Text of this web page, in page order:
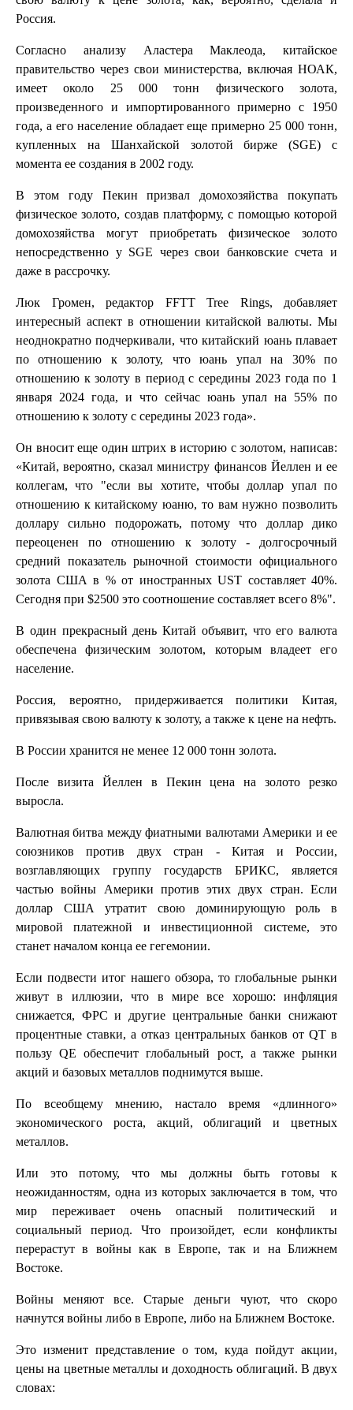
Россия.
Согласно анализу Аластера Маклеода, китайское
правительство через свои министерства, включая НОАК,
имеет около 25 000 тонн физического золота,
произведенного и импортированного примерно с 1950
года, а его население обладает еще примерно 25 000 тонн,
купленных на Шанхайской золотой бирже (SGE) с
момента ее создания в 2002 году.
В этом году Пекин призвал домохозяйства покупать
физическое золото, создав платформу, с помощью которой
домохозяйства могут приобретать физическое золото
непосредственно у SGE через свои банковские счета и
даже в рассрочку.
Люк Громен, редактор FFTT Tree Rings, добавляет
интересный аспект в отношении китайской валюты. Мы
неоднократно подчеркивали, что китайский юань плавает
по отношению к золоту, что юань упал на 30% по
отношению к золоту в период с середины 2023 года по 1
января 2024 года, и что сейчас юань упал на 55% по
отношению к золоту с середины 2023 года».
Он вносит еще один штрих в историю с золотом, написав:
«Китай, вероятно, сказал министру финансов Йеллен и ее
коллегам, что "если вы хотите, чтобы доллар упал по
отношению к китайскому юаню, то вам нужно позволить
доллару сильно подорожать, потому что доллар дико
переоценен по отношению к золоту - долгосрочный
средний показатель рыночной стоимости официального
золота США в % от иностранных UST составляет 40%.
Сегодня при $2500 это соотношение составляет всего 8%".
В один прекрасный день Китай объявит, что его валюта
обеспечена физическим золотом, которым владеет его
население.
Россия, вероятно, придерживается политики Китая,
привязывая свою валюту к золоту, а также к цене на нефть.
В России хранится не менее 12 000 тонн золота.
После визита Йеллен в Пекин цена на золото резко
выросла.
Валютная битва между фиатными валютами Америки и ее
союзников против двух стран - Китая и России,
возглавляющих группу государств БРИКС, является
частью войны Америки против этих двух стран. Если
доллар США утратит свою доминирующую роль в
мировой платежной и инвестиционной системе, это
станет началом конца ее гегемонии.
Если подвести итог нашего обзора, то глобальные рынки
живут в иллюзии, что в мире все хорошо: инфляция
снижается, ФРС и другие центральные банки снижают
процентные ставки, а отказ центральных банков от QT в
пользу QE обеспечит глобальный рост, а также рынки
акций и базовых металлов поднимутся выше.
По всеобщему мнению, настало время «длинного»
экономического роста, акций, облигаций и цветных
металлов.
Или это потому, что мы должны быть готовы к
неожиданностям, одна из которых заключается в том, что
мир переживает очень опасный политический и
социальный период. Что произойдет, если конфликты
перерастут в войны как в Европе, так и на Ближнем
Востоке.
Войны меняют все. Старые деньги чуют, что скоро
начнутся войны либо в Европе, либо на Ближнем Востоке.
Это изменит представление о том, куда пойдут акции,
цены на цветные металлы и доходность облигаций. В двух
словах: